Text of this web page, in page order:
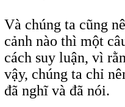
Và chúng ta cũng
cảnh nào thì một
cách suy luận, vì
vậy, chúng ta chỉ
đã nghĩ và đã nói.